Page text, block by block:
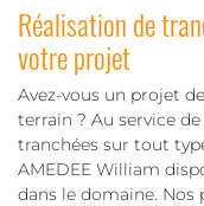
Réalisation de
votre projet
Avez-vous un projet
terrain ? Au service
tranchées sur tout
AMEDEE William
dans le domaine. Nos